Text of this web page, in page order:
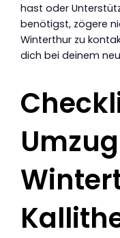
hast oder
benötigst, zögere
Winterthur zu
dich bei deinem